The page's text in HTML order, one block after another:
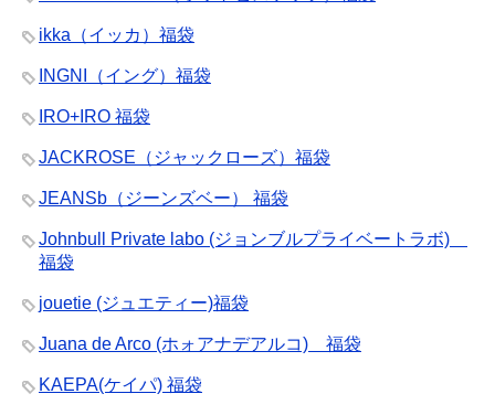
ikka（イッカ）福袋
INGNI（イング）福袋
IRO+IRO 福袋
JACKROSE（ジャックローズ）福袋
JEANSb（ジーンズベー） 福袋
Johnbull Private labo (ジョンブルプライベートラボ)
福袋
jouetie (ジュエティー)福袋
Juana de Arco (ホォアナデアルコ) 福袋
KAEPA(ケイパ) 福袋